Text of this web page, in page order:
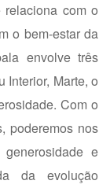
com o
o bem-estar da
envolve três
Interior, Marte, o
Com o
poderemos nos
e
da evolução